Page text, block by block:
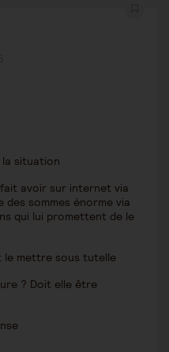
la situation
fait avoir sur internet via
sommes énorme via
qui lui promettent de le
le mettre sous tutelle
? Doit elle être